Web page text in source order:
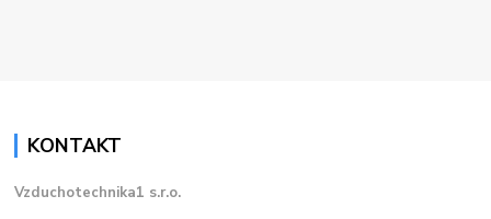
KONTAKT
Vzduchotechnika1 s.r.o.